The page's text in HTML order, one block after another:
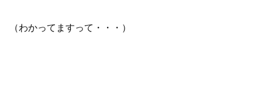
（わかってますって・・・）